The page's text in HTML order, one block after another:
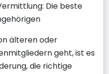
Die beste
älteren oder
geht, ist es
die richtige